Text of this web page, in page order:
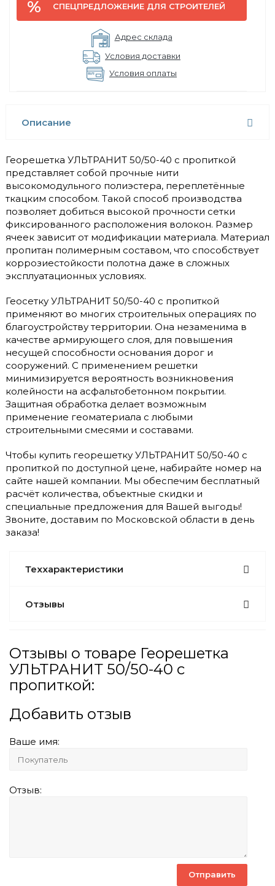
СПЕЦПРЕДЛОЖЕНИЕ ДЛЯ СТРОИТЕЛЕЙ
Адрес склада
Условия доставки
Условия оплаты
Описание
Георешетка УЛЬТРАНИТ 50/50-40 с пропиткой
представляет собой прочные нити
высокомодульного полиэстера, переплетённые
ткацким способом. Такой способ производства
позволяет добиться высокой прочности сетки
фиксированного расположения волокон. Размер
ячеек зависит от модификации материала. Материал
пропитан полимерным составом, что способствует
коррозиестойкости полотна даже в сложных
эксплуатационных условиях.
Геосетку УЛЬТРАНИТ 50/50-40 с пропиткой
применяют во многих строительных операциях по
благоустройству территории. Она незаменима в
качестве армирующего слоя, для повышения
несущей способности основания дорог и
сооружений. С применением решетки
минимизируется вероятность возникновения
колейности на асфальтобетонном покрытии.
Защитная обработка делает возможным
применение геоматериала с любыми
строительными смесями и составами.
Чтобы купить георешетку УЛЬТРАНИТ 50/50-40 с
пропиткой по доступной цене, набирайте номер на
сайте нашей компании. Мы обеспечим бесплатный
расчёт количества, объектные скидки и
специальные предложения для Вашей выгоды!
Звоните, доставим по Московской области в день
заказа!
Теххарактеристики
Отзывы
Отзывы о товаре Георешетка
УЛЬТРАНИТ 50/50-40 с
пропиткой:
Добавить отзыв
Ваше имя:
Отзыв: